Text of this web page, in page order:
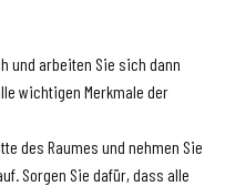
und arbeiten Sie sich dann
wichtigen Merkmale der
des Raumes und nehmen Sie
Sorgen Sie dafür, dass alle